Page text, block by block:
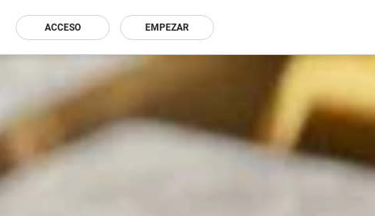
ACCESO EMPEZAR